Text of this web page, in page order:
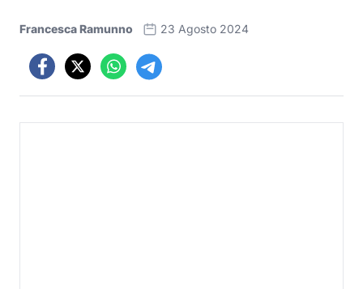
Francesca Ramunno 23 Agosto 2024